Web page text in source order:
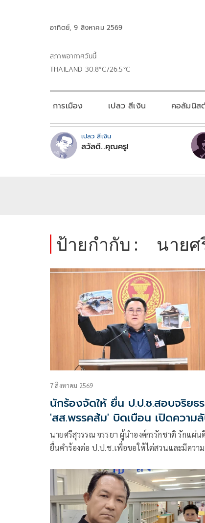
อาทิตย์, 9 สิงหาคม 2569
สภาพอากาศวันนี้
THAILAND 30.8°C/26.5°C
การเมือง เปลว สีเงิน คอลัมนิส
เปลว สีเงิน
สวัสดี...คุณครู!
ป้ายกำกับ : นายศ
7 สิงหาคม 2569
นักร้องจัดให้ ยื่น ป.ป.ช.สอบจริยธรรม
'สส.พรรคส้ม' บิดเบือน เปิดความ
'บังเกอร์ทหาร'
นายศรีสุวรรณ จรรยา ผู้นำองค์กรรักชาติ รักแผ่น
ยื่นคำร้องต่อ ป.ป.ช.เพื่อขอให้ไต่สวนและมีควา
แถลงข่าวบิดเบือนข้อเท็จจริงเกี่ยวกับบังเกอร์ทห
พื้นที่จันทบุรี-ตราดราคา 50,000 บาทต่อหน่วย